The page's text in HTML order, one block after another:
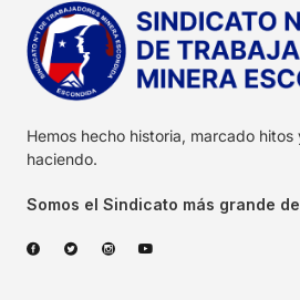
Hemos hecho historia, marcado hitos
haciendo.
Somos el Sindicato más grande